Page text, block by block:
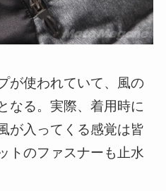
が使われていて、風の
なる。実際、着用時に
が入ってくる感覚は皆
トのファスナーも止水